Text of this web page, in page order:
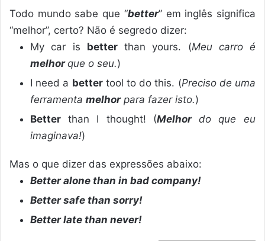
Todo mundo sabe que “better” em inglês significa
“melhor”, certo? Não é segredo dizer:
My car is betterthan yours. (Meu carro é
melhorque o seu.)
I need a bettertool to do this. (Preciso de uma
ferramenta melhorpara fazer isto.)
Better than I thought! (Melhor do que eu
imaginava!)
Mas o que dizer das expressões abaixo:
Better alone than in bad company!
Better safe than sorry!
Better late than never!